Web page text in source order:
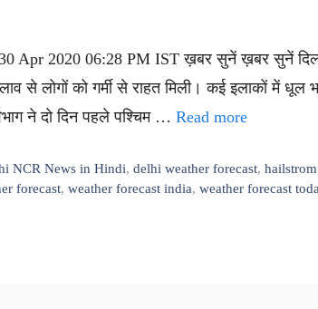
Apr 2020 06:28 PM IST ख़बर सुनें ख़बर सुनें
से लोगों को गर्मी से राहत मिली। कई इलाकों में धूल
ने दो दिन पहले पश्चिम … Read more
NCR News in Hindi,delhi weather forecast,hailstrom
forecast, weather forecast india, weather forecast